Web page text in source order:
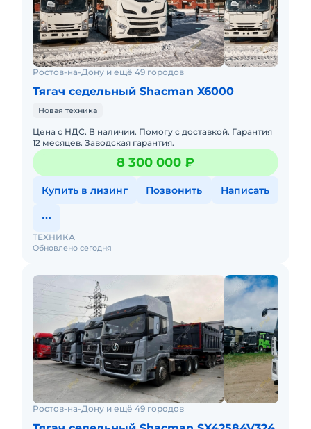
Ростов-на-Дону и ещё 49 городов
Тягач седельный Shacman X6000
Новая техника
Цена с НДС. В наличии. Помогу с доставкой. Гарантия
12 месяцев. Заводская гарантия.
8 300 000 ₽
Купить в лизинг Позвонить Написать
Обновлено сегодня
ТЕХНИКА
Ростов-на-Дону и ещё 49 городов